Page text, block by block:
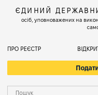
ЄДИНИЙ
осіб, уповноважених на
ПРО РЕЄСТР